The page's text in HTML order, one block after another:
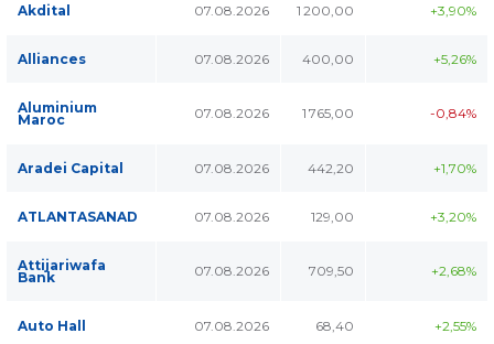
Akdital 07.08.2026 1 200,00 +3,90%
Alliances 07.08.2026 400,00 +5,26%
Aluminium
Maroc 07.08.2026 1 765,00 -0,84%
Aradei Capital 07.08.2026 442,20 +1,70%
ATLANTASANAD 07.08.2026 129,00 +3,20%
Attijariwafa
Bank 07.08.2026 709,50 +2,68%
Auto Hall 07.08.2026 68,40 +2,55%